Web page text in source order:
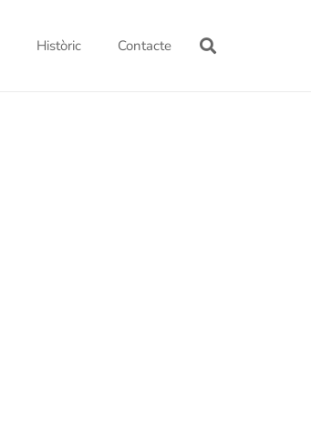
Històric Contacte